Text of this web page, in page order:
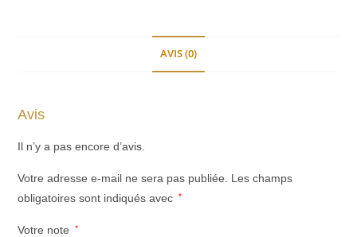
AVIS (0)
Avis
Il n’y a pas encore d’avis.
Votre adresse e-mail ne sera pas publiée.
Les champs
obligatoires sont indiqués avec
*
Votre note *